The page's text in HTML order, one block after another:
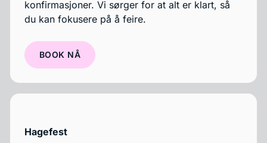
konfirmasjoner. Vi sørger for at alt er klart, så
du kan fokusere på å feire.
BOOK NÅ
Hagefest